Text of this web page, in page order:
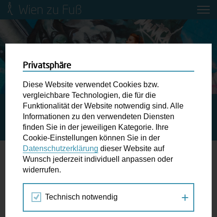
Wien zu Fuß
Mobilitätsbildung für Kinder und
Jugendliche
Ringstraße-Neugestaltung
Wiener Fußwegekarte
Newsletter abonnieren
Wunschbox
der Ampel ...
STARTSEITE
SPAZIERGANG KALENDER
PHILOSOPHISCHE STADTWANDERUNG MIT ANNA GIUS |
JOSEFSTANDT
06.
OKT
2023
Privatsphäre
Diese Website verwendet Cookies bzw.
vergleichbare Technologien, die für die
Funktionalität der Website notwendig sind. Alle
Informationen zu den verwendeten Diensten
finden Sie in der jeweiligen Kategorie. Ihre
Cookie-Einstellungen können Sie in der
Datenschutzerklärung dieser Website auf
Wunsch jederzeit individuell anpassen oder
widerrufen.
Technisch notwendig